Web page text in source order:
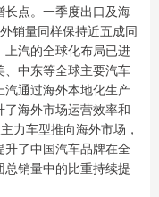
点。一季度出口及海
销量同样保持近五成同
汽的全球化布局已进
、中东等全球主要汽车
通过海外本地化生产
海外市场运营效率和
力车型推向海外市场，
了中国汽车品牌在全
销量中的比重持续提